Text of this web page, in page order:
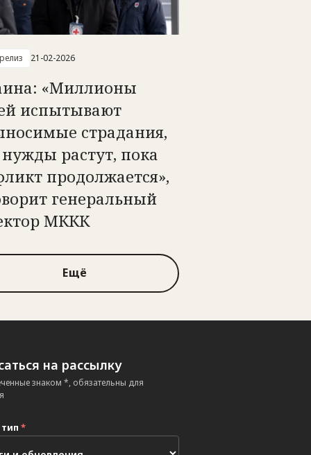
21-02-2026
«Миллионы
испытывают
страдания,
растут, пока
продолжается»,
генеральный
МККК
Ещё
на рассылку
знаком *, обязательны для
*